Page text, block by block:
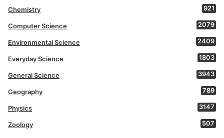
Chemistry 921
Computer Science 2079
Environmental Science 2409
Everyday Science 1803
General Science 3943
Geography 789
Physics 3147
Zoology 507